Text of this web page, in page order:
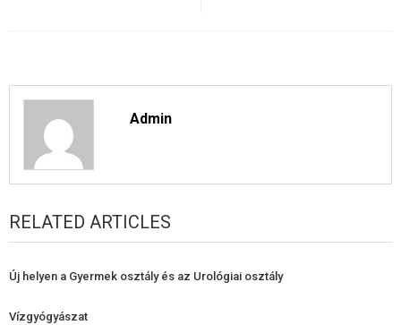
Admin
RELATED ARTICLES
Új helyen a Gyermek osztály és az Urológiai osztály
Vízgyógyászat